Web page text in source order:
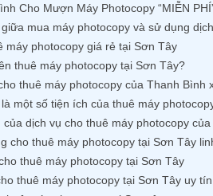
Cho Mượn Máy Photocopy “MIỄN
mua máy photocopy và sử dụng
máy photocopy giá rẻ tại Sơn Tây
thuê máy photocopy tại Sơn Tây?
thuê máy photocopy của Thanh Bình
một số tiện ích của thuê máy
của dịch vụ cho thuê máy photocopy của
cho thuê máy photocopy tại Sơn Tây
thuê máy photocopy tại Sơn Tây
thuê máy photocopy tại Sơn Tây uy